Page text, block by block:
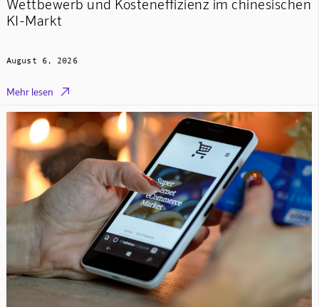
Wettbewerb und Kosteneffizienz im chinesischen
KI-Markt
August 6, 2026
Mehr lesen 